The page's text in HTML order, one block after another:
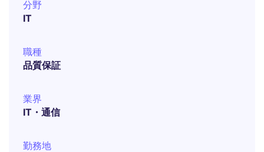
分野
IT
職種
品質保証
業界
IT・通信
勤務地